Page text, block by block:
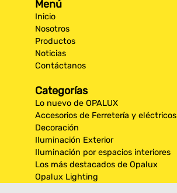
Menú
Inicio
Nosotros
Productos
Noticias
Contáctanos
Categorías
Lo nuevo de OPALUX
Accesorios de Ferretería y eléctricos
Decoración
Iluminación Exterior
Iluminación por espacios interiores
Los más destacados de Opalux
Opalux Lighting